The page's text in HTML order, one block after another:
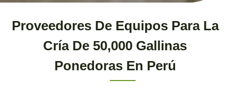
Proveedores De Equipos Para La
Cría De 50,000 Gallinas
Ponedoras En Perú